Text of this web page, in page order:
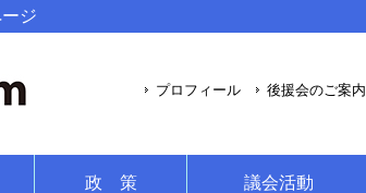
ジ
プロフィール 後援会のご案内
政 策
議会活動